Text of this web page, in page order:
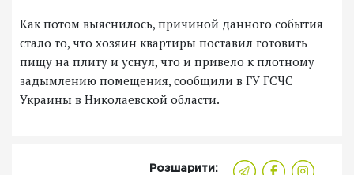
Как потом выяснилось, причиной данного события
стало то, что хозяин квартиры поставил готовить
пищу на плиту и уснул, что и привело к плотному
задымлению помещения, сообщили в ГУ ГСЧС
Украины в Николаевской области.
Розшарити: